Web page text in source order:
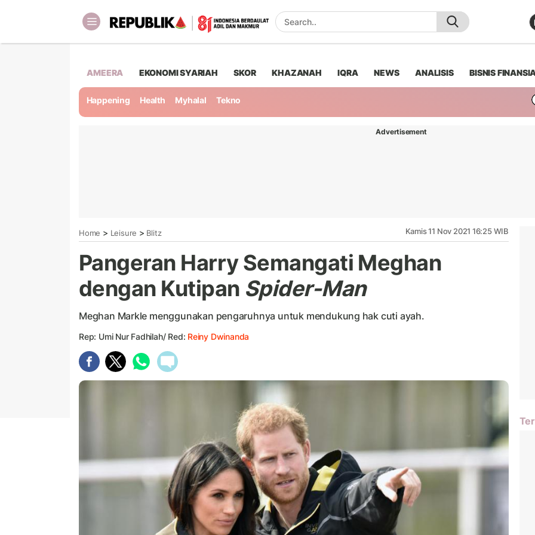
AMEERA EKONOMI SYARIAH SKOR KHAZANAH IQRA NEWS ANALISIS BISNIS
Happening Health Myhalal Tekno
Advertisement
Home > Leisure > Blitz Kamis 11 Nov 2021 16:25 WIB
Pangeran Harry Semangati Meghan
dengan Kutipan Spider-Man
Meghan Markle menggunakan pengaruhnya untuk mendukung hak cuti ayah.
Rep: Umi Nur Fadhilah/ Red: Reiny Dwinanda